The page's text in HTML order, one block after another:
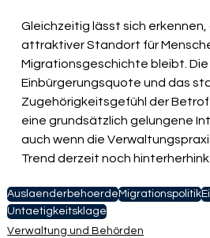
Gleichzeitig lässt sich erkennen,
attraktiver Standort für
Migrationsgeschichte bleibt. Die
Einbürgerungsquote und das
Zugehörigkeitsgefühl der
eine grundsätzlich gelungene
auch wenn die
Trend derzeit noch
Auslaenderbehoerde Migrationspolitik
Untaetigkeitsklage
Verwaltung und Behörden